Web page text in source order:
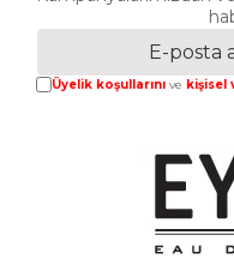
Üyelik koşullarınıve kişisel